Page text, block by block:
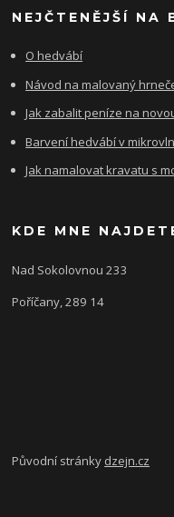
NEJČTENĚJŠÍ NA
O hedvábí
Návod na malovaný
Jak zabalit peníze na
Barvení hedvábí v
Jak namalovat kravatu s
KDE MNE
Nad Sokolovnou 233
Poříčany, 289 14
Původní stránky dzejn.cz